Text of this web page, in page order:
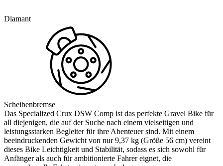
Diamant
Scheibenbremse
Das Specialized Crux DSW Comp ist das perfekte Gravel Bike für
all diejenigen, die auf der Suche nach einem vielseitigen und
leistungsstarken Begleiter für ihre Abenteuer sind. Mit einem
beeindruckenden Gewicht von nur 9,37 kg (Größe 56 cm) vereint
dieses Bike Leichtigkeit und Stabilität, sodass es sich sowohl für
Anfänger als auch für ambitionierte Fahrer eignet, die